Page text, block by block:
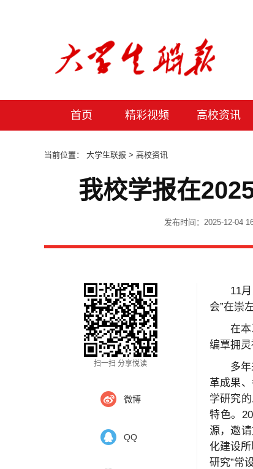
首页 精彩视频 高校资讯
当前位置： 大学生联报 > 高校资讯
我校学报在
发布时间：2025-
扫一扫 分享悦读
微博
QQ
11
会”在崇
在
编覃拥
多
革成果
学研究
特色。
源，邀
化建设
研究”常